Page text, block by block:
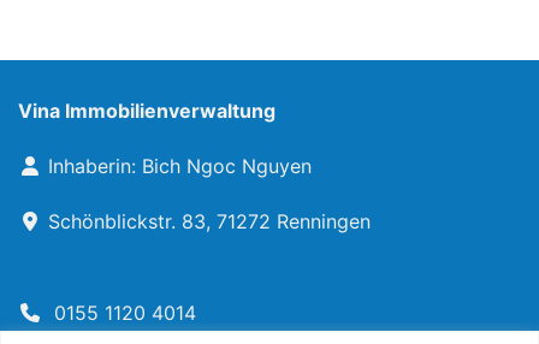
Vina Immobilienverwaltung
Inhaberin: Bich Ngoc Nguyen
Schönblickstr. 83, 71272 Renningen
0155 1120 4014